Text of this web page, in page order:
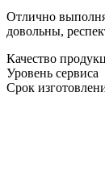
Отлично
довольны,
Качество
Уровень сервиса
Срок